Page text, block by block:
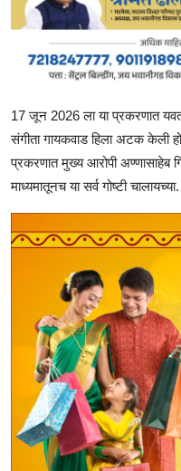
17 जून 2026 ला या प्रकरणात यवत
संगीता गायकवाड हिला अटक केली
प्रकरणात मुख्य आरोपी अण्णासाहेब
माध्यमातूनच या सर्व गोष्टी चालायच्या.